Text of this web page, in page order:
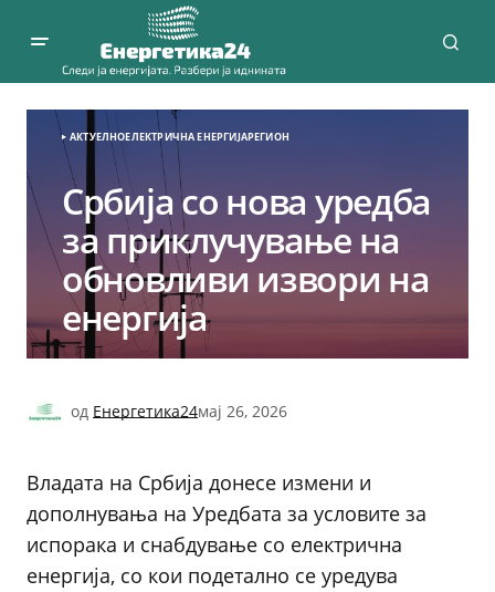
АКТУЕЛНОЕЛЕКТРИЧНА ЕНЕРГИЈАРЕГИОН
Србија со нова уредба
за приклучување на
обновливи извори на
енергија
од Енергетика24мај 26, 2026
Владата на Србија донесе измени и
дополнувања на Уредбата за условите за
испорака и снабдување со електрична
енергија, со кои подетално се уредува